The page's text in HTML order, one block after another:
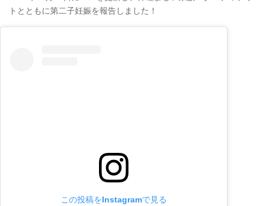
トとともに第二子妊娠を報告しました！
この投稿をInstagramで見る